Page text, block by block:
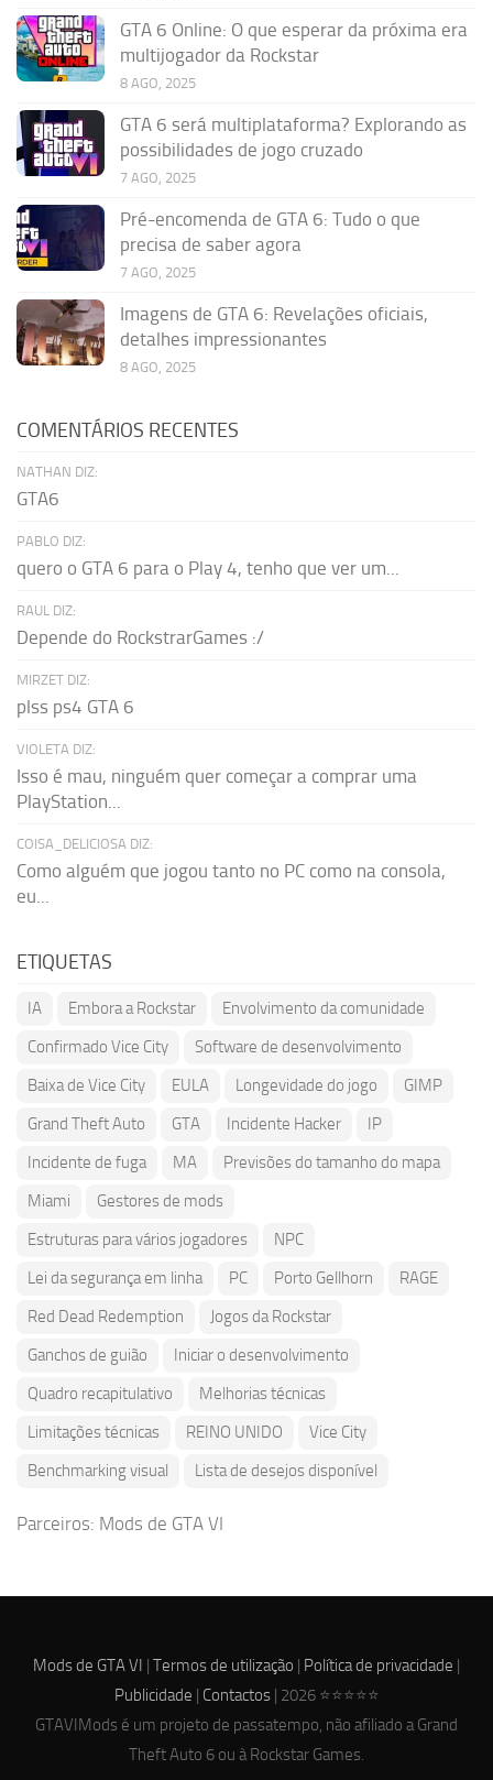
GTA 6 Online: O que esperar da próxima era
multijogador da Rockstar
8 AGO, 2025
GTA 6 será multiplataforma? Explorando as
possibilidades de jogo cruzado
7 AGO, 2025
Pré-encomenda de GTA 6: Tudo o que
precisa de saber agora
7 AGO, 2025
Imagens de GTA 6: Revelações oficiais,
detalhes impressionantes
8 AGO, 2025
COMENTÁRIOS RECENTES
NATHAN DIZ:
GTA6
PABLO DIZ:
quero o GTA 6 para o Play 4, tenho que ver um...
RAUL DIZ:
Depende do RockstrarGames :/
MIRZET DIZ:
plss ps4 GTA 6
VIOLETA DIZ:
Isso é mau, ninguém quer começar a comprar uma
PlayStation...
COISA_DELICIOSA DIZ:
Como alguém que jogou tanto no PC como na consola,
eu...
ETIQUETAS
IA Embora a Rockstar
Envolvimento da comunidade
Confirmado Vice City
Software de desenvolvimento
Baixa de Vice City
EULA Longevidade do jogo
GIMP
Grand Theft Auto
GTA Incidente Hacker
IP
Incidente de fuga
MA
Previsões do tamanho do mapa
Miami
Gestores de mods
Estruturas para vários jogadores
NPC
Lei da segurança em linha
PC Porto Gellhorn
RAGE
Red Dead Redemption
Jogos da Rockstar
Ganchos de guião
Iniciar o desenvolvimento
Quadro recapitulativo
Melhorias técnicas
Limitações técnicas
REINO UNIDO
Vice City
Benchmarking visual
Lista de desejos disponível
Parceiros: Mods de GTA VI
Mods de GTA VI | Termos de utilização | Política de privacidade |
Publicidade | Contactos| 2026 ⭐⭐⭐⭐⭐
GTAVIMods é um projeto de passatempo, não afiliado a Grand
Theft Auto 6 ou à Rockstar Games.